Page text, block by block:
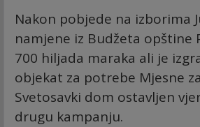
Nakon pobjede na izborima
namjene iz Budžeta opštine
700 hiljada maraka ali je
objekat za potrebe Mjesne
Svetosavki dom ostavljen
drugu kampanju.